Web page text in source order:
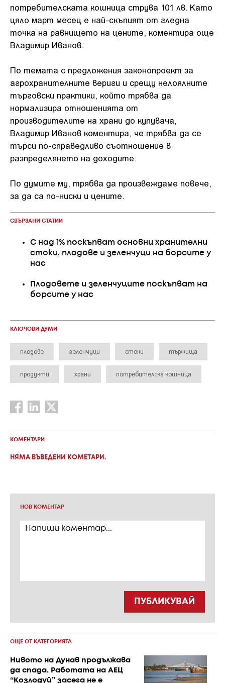
потребителската кошница струва 101 лв. Като
цяло март месец е най-скъпият от гледна
точка на равнището на цените, коментира още
Владимир Иванов.
По темата с предложения законопроект за
агрохранителните вериги и срещу нелоялните
търговски практики, който трябва да
нормализира отношенията от
производителите на храни до купувача,
Владимир Иванов коментира, че трябва да се
търси по-справедливо съотношение в
разпределянето на доходите.
По думите му, трябва да произвеждаме повече,
за да са по-ниски и цените.
СВЪРЗАНИ СТАТИИ
С над 1% поскъпват основни хранителни
стоки, плодове и зеленчуци на борсите у
нас
Плодовете и зеленчуците поскъпват на
борсите у нас
КЛЮЧОВИ ДУМИ
плодове зеленчуци стоки тържища
продукти храни потребителска кошница
КОМЕНТАРИ
НЯМА ВЪВЕДЕНИ КОМЕТАРИ.
НОВ КОМЕНТАР
ПУБЛИКУВАЙ
ОЩЕ ОТ КАТЕГОРИЯТА
Нивото на Дунав продължава
да спада. Работата на АЕЦ
“Козлодуй” засега не е